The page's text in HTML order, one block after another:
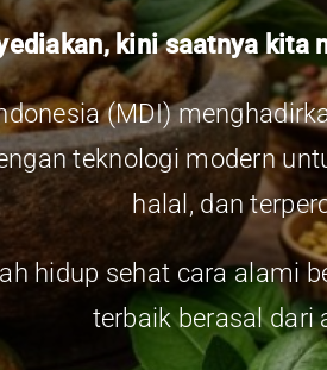
kini saatnya kita
(MDI)
teknologi modern
halal, dan
hidup sehat cara alami
terbaik berasal dari